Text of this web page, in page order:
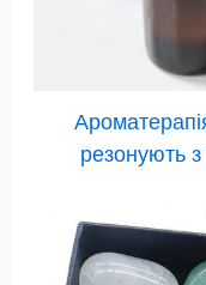
резонують